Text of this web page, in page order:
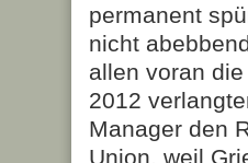
permanent
nicht
allen voran
2012
Manager den
Union, weil